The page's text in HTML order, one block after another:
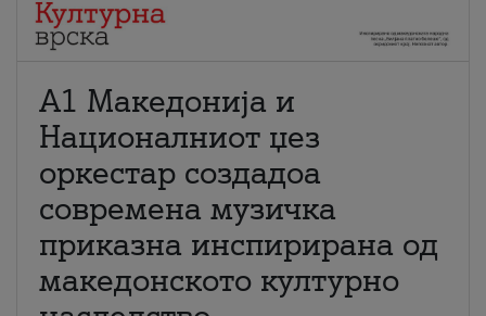
А1 Македонија и
Националниот џез
оркестар создадоа
современа музичка
приказна инспирирана од
македонското културно